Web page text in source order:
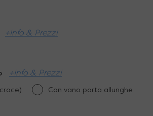
+Info & Prezzi
+Info & Prezzi
Con vano porta allunghe